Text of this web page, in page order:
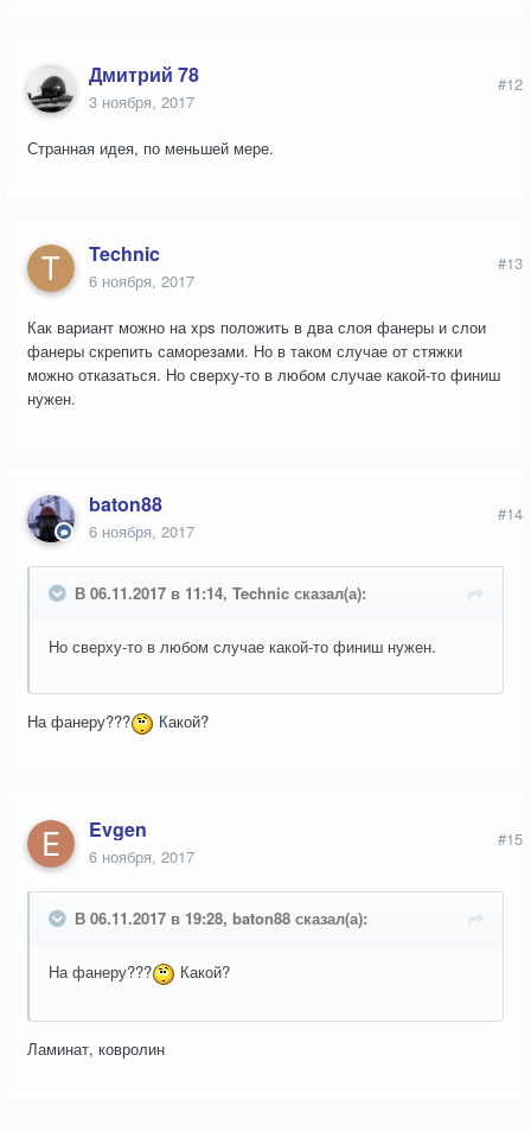
Дмитрий 78
3 ноября, 2017
#12
Странная идея, по меньшей мере.
Technic
6 ноября, 2017
#13
Как вариант можно на xps положить в два слоя фанеры и слои
фанеры скрепить саморезами. Но в таком случае от стяжки
можно отказаться. Но сверху-то в любом случае какой-то финиш
нужен.
baton88
6 ноября, 2017
#14
В 06.11.2017 в 11:14, Technic сказал(а):
Но сверху-то в любом случае какой-то финиш нужен.
На фанеру??? Какой?
Evgen
6 ноября, 2017
#15
В 06.11.2017 в 19:28, baton88 сказал(а):
На фанеру??? Какой?
Ламинат, ковролин